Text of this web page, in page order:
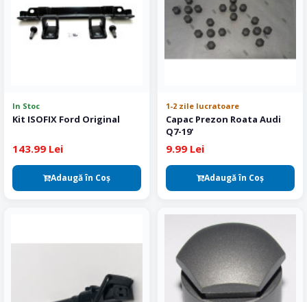
In Stoc
Kit ISOFIX Ford Original
143.99 Lei
Adaugă în Coş
1-2 zile lucratoare
Capac Prezon Roata Audi
Q7-19'
9.99 Lei
Adaugă în Coş